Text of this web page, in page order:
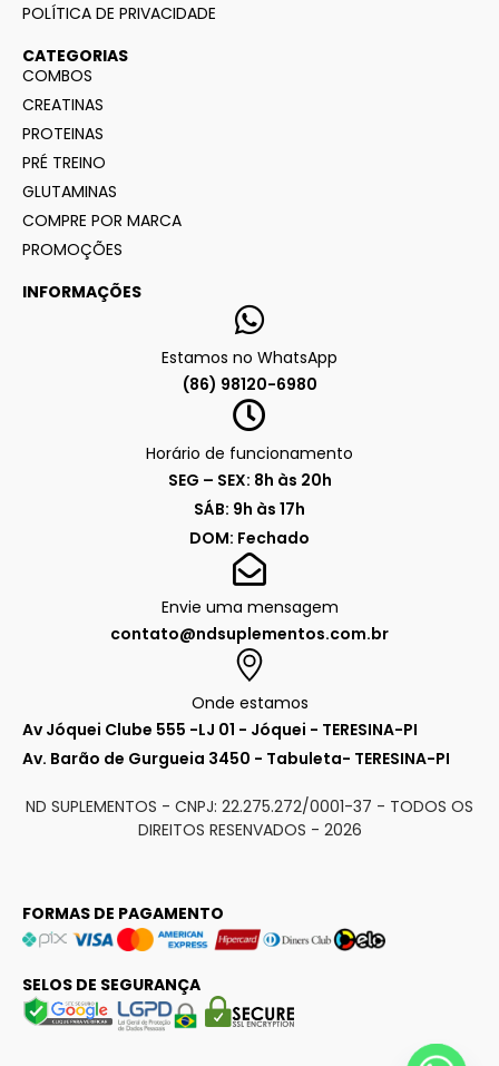
POLÍTICA DE PRIVACIDADE
CATEGORIAS
COMBOS
CREATINAS
PROTEINAS
PRÉ TREINO
GLUTAMINAS
COMPRE POR MARCA
PROMOÇÕES
INFORMAÇÕES
Estamos no WhatsApp
(86) 98120-6980
Horário de funcionamento
SEG – SEX: 8h às 20h
SÁB: 9h às 17h
DOM: Fechado
Envie uma mensagem
contato@ndsuplementos.com.br
Onde estamos
Av Jóquei Clube 555 -LJ 01 - Jóquei - TERESINA-PI
Av. Barão de Gurgueia 3450 - Tabuleta- TERESINA-PI
ND SUPLEMENTOS - CNPJ: 22.275.272/0001-37 - TODOS OS
DIREITOS RESENVADOS - 2026
FORMAS DE PAGAMENTO
SELOS DE SEGURANÇA